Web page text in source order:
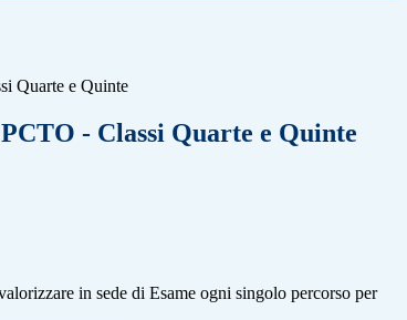
Quarte e Quinte
- Classi Quarte e Quinte
in sede di Esame ogni singolo percorso per